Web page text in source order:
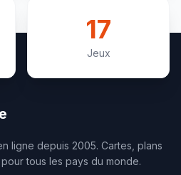
17
Jeux
ligne depuis 2005. Cartes, plans
tous les pays du monde.